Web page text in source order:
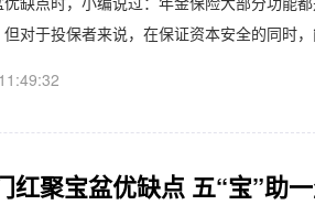
对于投保者来说，在保证资本安全的同时
红聚宝盆优缺点 五“宝”助